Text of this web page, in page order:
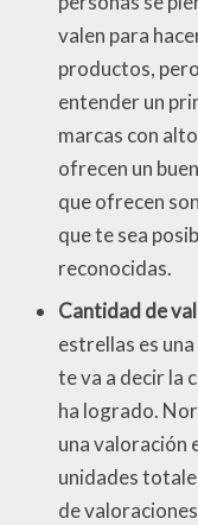
valen para
productos,
entender un
marcas con
ofrecen un
que ofrecen
que te sea
reconocidas.
Cantidad de
estrellas es
te va a decir la
ha logrado.
una valoración
unidades
de